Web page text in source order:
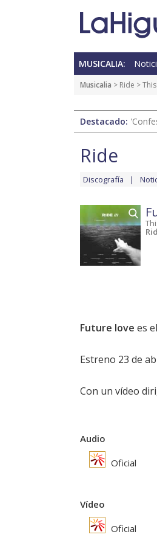
MUSICALIA:
Musicalia > Ride >
Destacado:
Ride
Discografía
Future love es
Estreno 23 de
Con un vídeo
Audio
Oficial
Vídeo
Oficial